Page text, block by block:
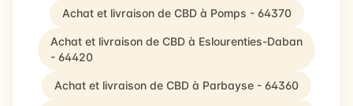
Achat et livraison de CBD à Pomps - 64370
Achat et livraison de CBD à Eslourenties-Daban
- 64420
Achat et livraison de CBD à Parbayse - 64360